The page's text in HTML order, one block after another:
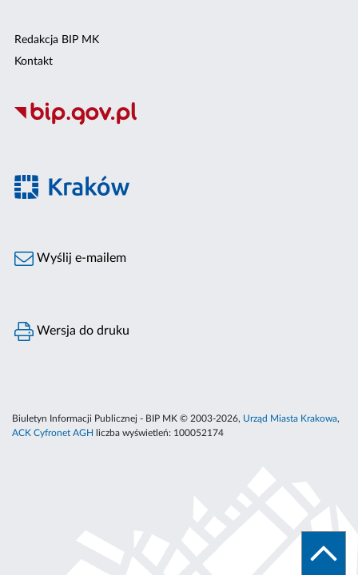
Redakcja BIP MK
Kontakt
Wyślij e-mailem
Wersja do druku
Biuletyn Informacji Publicznej - BIP MK © 2003-2026, Urząd Miasta Krakowa,
ACK Cyfronet AGH
liczba wyświetleń: 100052174